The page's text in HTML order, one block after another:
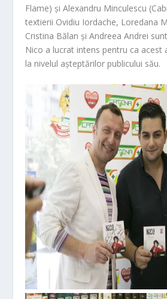
Flame) și Alexandru Minculescu
textierii Ovidiu Iordache, Loredana
Cristina Bălan și Andreea Andrei
Nico a lucrat intens pentru ca acest
la nivelul așteptărilor publicului său.